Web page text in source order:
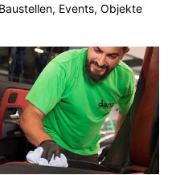
Events, Objekte